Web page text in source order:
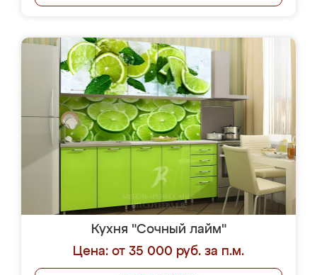
Кухня "Сочный лайм"
Цена: от 35 000 руб. за п.м.